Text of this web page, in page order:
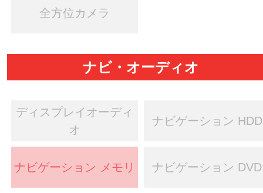
全方位カメラ
ナビ・オーディオ
ディスプレイオーディ
オ
ナビゲーション HDD
ナビゲーション メモリ ナビゲーション DVD